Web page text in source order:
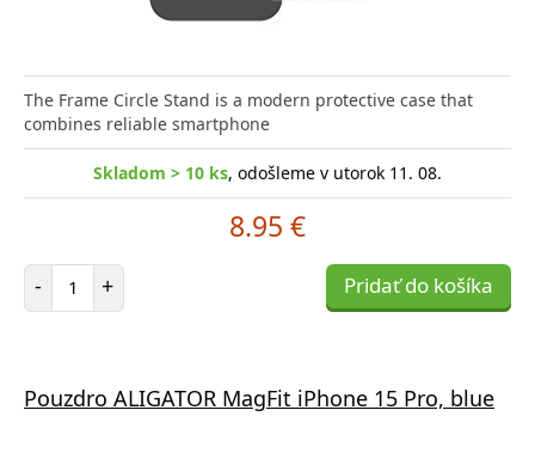
The Frame Circle Stand is a modern protective case that
combines reliable smartphone
Skladom > 10 ks, odošleme v utorok 11. 08.
8.95 €
- Počet položiek
+ Pridať do košíka
Pouzdro ALIGATOR MagFit iPhone 15 Pro, blue